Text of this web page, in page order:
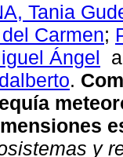
Tania
Carmen;
Ángel
.
y